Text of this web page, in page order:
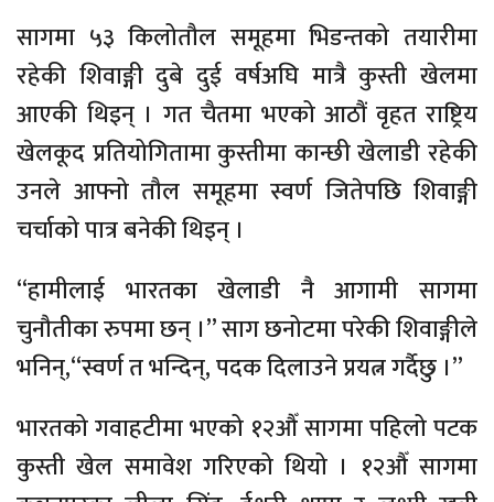
सागमा ५३ किलोतौल समूहमा भिडन्तको तयारीमा
रहेकी शिवाङ्गी दुबे दुई वर्षअघि मात्रै कुस्ती खेलमा
आएकी थिइन् । गत चैतमा भएको आठौं वृहत राष्ट्रिय
खेलकूद प्रतियोगितामा कुस्तीमा कान्छी खेलाडी रहेकी
उनले आफ्नो तौल समूहमा स्वर्ण जितेपछि शिवाङ्गी
चर्चाको पात्र बनेकी थिइन् ।
“हामीलाई भारतका खेलाडी नै आगामी सागमा
चुनौतीका रुपमा छन् ।” साग छनोटमा परेकी शिवाङ्गीले
भनिन्,“स्वर्ण त भन्दिन्, पदक दिलाउने प्रयत्न गर्दैछु ।”
भारतको गवाहटीमा भएको १२औँ सागमा पहिलो पटक
कुस्ती खेल समावेश गरिएको थियो । १२औँ सागमा